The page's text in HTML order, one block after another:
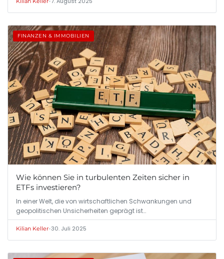
FINANZEN & IMMOBILIEN
Wie können Sie in turbulenten Zeiten sicher in
ETFs investieren?
In einer Welt, die von wirtschaftlichen Schwankungen und
geopolitischen Unsicherheiten geprägt ist…
Kilian Keller•30. Juli 2025